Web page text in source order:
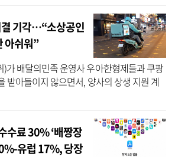
기각…“소상공인
아쉬워”
가 배달의민족 운영사 우아한형제들과 쿠팡
받아들이지 않으면서, 양사의 상생 지원 계
우아한형제들은 “소상공인에 대한 신속한
수료 30% ‘배짱장
유럽 17%, 당장